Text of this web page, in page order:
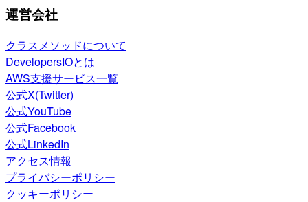
運営会社
クラスメソッドについて
DevelopersIOとは
AWS支援サービス一覧
公式X(Twitter)
公式YouTube
公式Facebook
公式LinkedIn
アクセス情報
プライバシーポリシー
クッキーポリシー